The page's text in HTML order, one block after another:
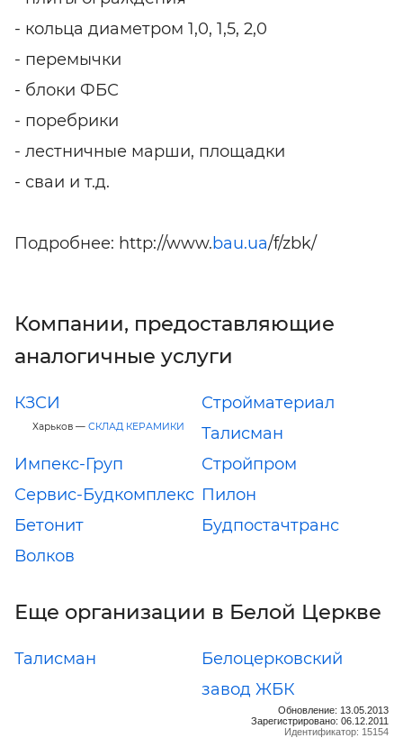
- кольца диаметром 1,0, 1,5, 2,0
- перемычки
- блоки ФБС
- поребрики
- лестничные марши, площадки
- сваи и т.д.
Подробнее: http://www.bau.ua/f/zbk/
Компании, предоставляющие
аналогичные услуги
КЗСИ
Харьков — СКЛАД КЕРАМИКИ
Стройматериал
Талисман
Импекс-Груп
Стройпром
Сервис-Будкомплекс Пилон
Бетонит
Будпостачтранс
Волков
Еще организации в Белой Церкве
Талисман
Белоцерковский
завод ЖБК
Обновление: 13.05.2013
Зарегистрировано: 06.12.2011
Идентификатор: 15154